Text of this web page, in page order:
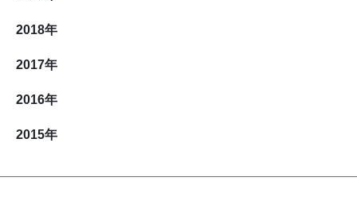
2018年
2017年
2016年
2015年